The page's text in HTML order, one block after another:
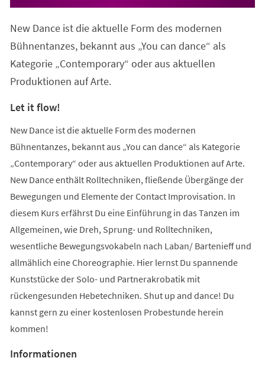
New Dance ist die aktuelle Form des modernen
Bühnentanzes, bekannt aus „You can dance“ als
Kategorie „Contemporary“ oder aus aktuellen
Produktionen auf Arte.
Let it flow!
New Dance ist die aktuelle Form des modernen
Bühnentanzes, bekannt aus „You can dance“ als Kategorie
„Contemporary“ oder aus aktuellen Produktionen auf Arte.
New Dance enthält Rolltechniken, fließende Übergänge der
Bewegungen und Elemente der Contact Improvisation. In
diesem Kurs erfährst Du eine Einführung in das Tanzen im
Allgemeinen, wie Dreh, Sprung- und Rolltechniken,
wesentliche Bewegungsvokabeln nach Laban/ Bartenieff und
allmählich eine Choreographie. Hier lernst Du spannende
Kunststücke der Solo- und Partnerakrobatik mit
rückengesunden Hebetechniken. Shut up and dance! Du
kannst gern zu einer kostenlosen Probestunde herein
kommen!
Informationen